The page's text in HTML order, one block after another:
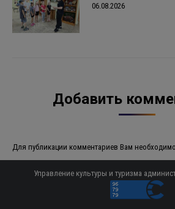
06.08.2026
Добавить
Для публикации комментариев Вам необходимо
Управление культуры и туризма